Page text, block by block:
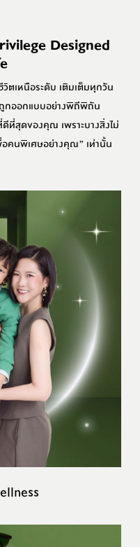
Designed
ตเหนือระดับ เติมเต็มทุกวัน
กออกแบบอย่างพิถีพิถัน
สุดของคุณ เพราะบางสิ่งไม่
คนพิเศษอย่างคุณ” เท่านั้น